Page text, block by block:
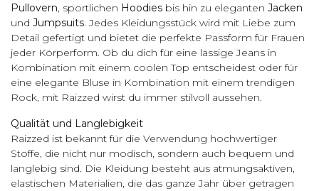
Pullovern , sportlichen Hoodies bis hin zu eleganten Jacken
und Jumpsuits . Jedes Kleidungsstück wird mit Liebe zum
Detail gefertigt und bietet die perfekte Passform für Frauen
jeder Körperform. Ob du dich für eine lässige Jeans in
Kombination mit einem coolen Top entscheidest oder für
eine elegante Bluse in Kombination mit einem trendigen
Rock, mit Raizzed wirst du immer stilvoll aussehen.
Qualität und Langlebigkeit
Raizzed ist bekannt für die Verwendung hochwertiger
Stoffe, die nicht nur modisch, sondern auch bequem und
langlebig sind. Die Kleidung besteht aus atmungsaktiven,
elastischen Materialien, die das ganze Jahr über getragen